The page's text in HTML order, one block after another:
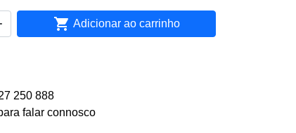
 Adicionar ao carrinho
250 888
falar connosco